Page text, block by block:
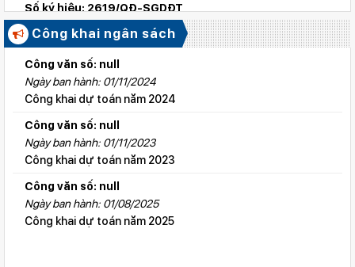
Số ký hiệu: 2619/QĐ-SGDĐT
Ngày ban hành: 06/08/2026
Quyết định công nhận kiểm định chất lượng giáo dục Trường
Tiểu học Lý Tự Trọng , xã Cư Jút.
Số ký hiệu: 2615/QĐ-SGDĐT
Ngày ban hành: 06/08/2026
Quyết định công nhận kiểm định chất lượng giáo dục Trường
Tiểu học Nguyễn Bỉnh Khiêm, xã Đức linh.
Số ký hiệu: 2647/QĐ-SGDĐT
Ngày ban hành: 06/08/2026
QĐ cho phép thành lập TTNN-TH Anh Việt
Số ký hiệu: 2617/QĐ-SGDĐT
Công khai ngân sách
Công văn số: null
Ngày ban hành: 01/11/2024
Công khai dự toán năm 2024
Công văn số: null
Ngày ban hành: 01/11/2023
Công khai dự toán năm 2023
Công văn số: null
Ngày ban hành: 01/08/2025
Công khai dự toán năm 2025